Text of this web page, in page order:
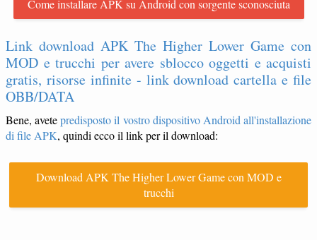
Come installare APK su Android con sorgente sconosciuta
Link download APK The Higher Lower Game con
MOD e trucchi per avere sblocco oggetti e acquisti
gratis, risorse infinite - link download cartella e file
OBB/DATA
Bene, avetepredisposto il vostro dispositivo Android all'installazione
di file APK, quindi ecco il link per il download:
Download APK The Higher Lower Game con MOD e
trucchi